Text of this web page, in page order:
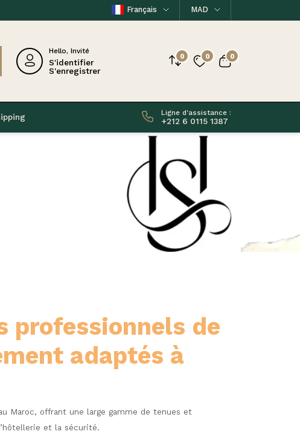
Français MAD
Hello, Invité
S'identifier
S'enregistrer
0 0 0
Ligne d'assistance :
+212 6 0115 1387
professionnels de
adaptés à
Maroc, offrant une large gamme de tenues et
et la sécurité.